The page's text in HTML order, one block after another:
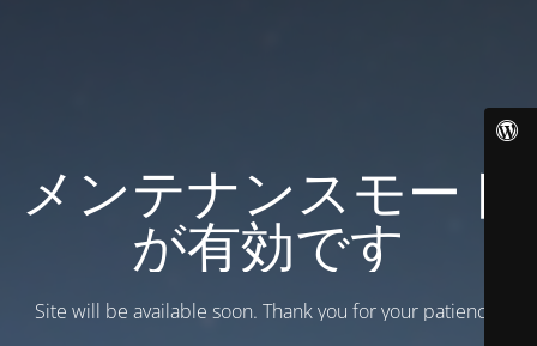
メンテナンスモード
が有効です
Site will be available soon. Thank you for your patience!